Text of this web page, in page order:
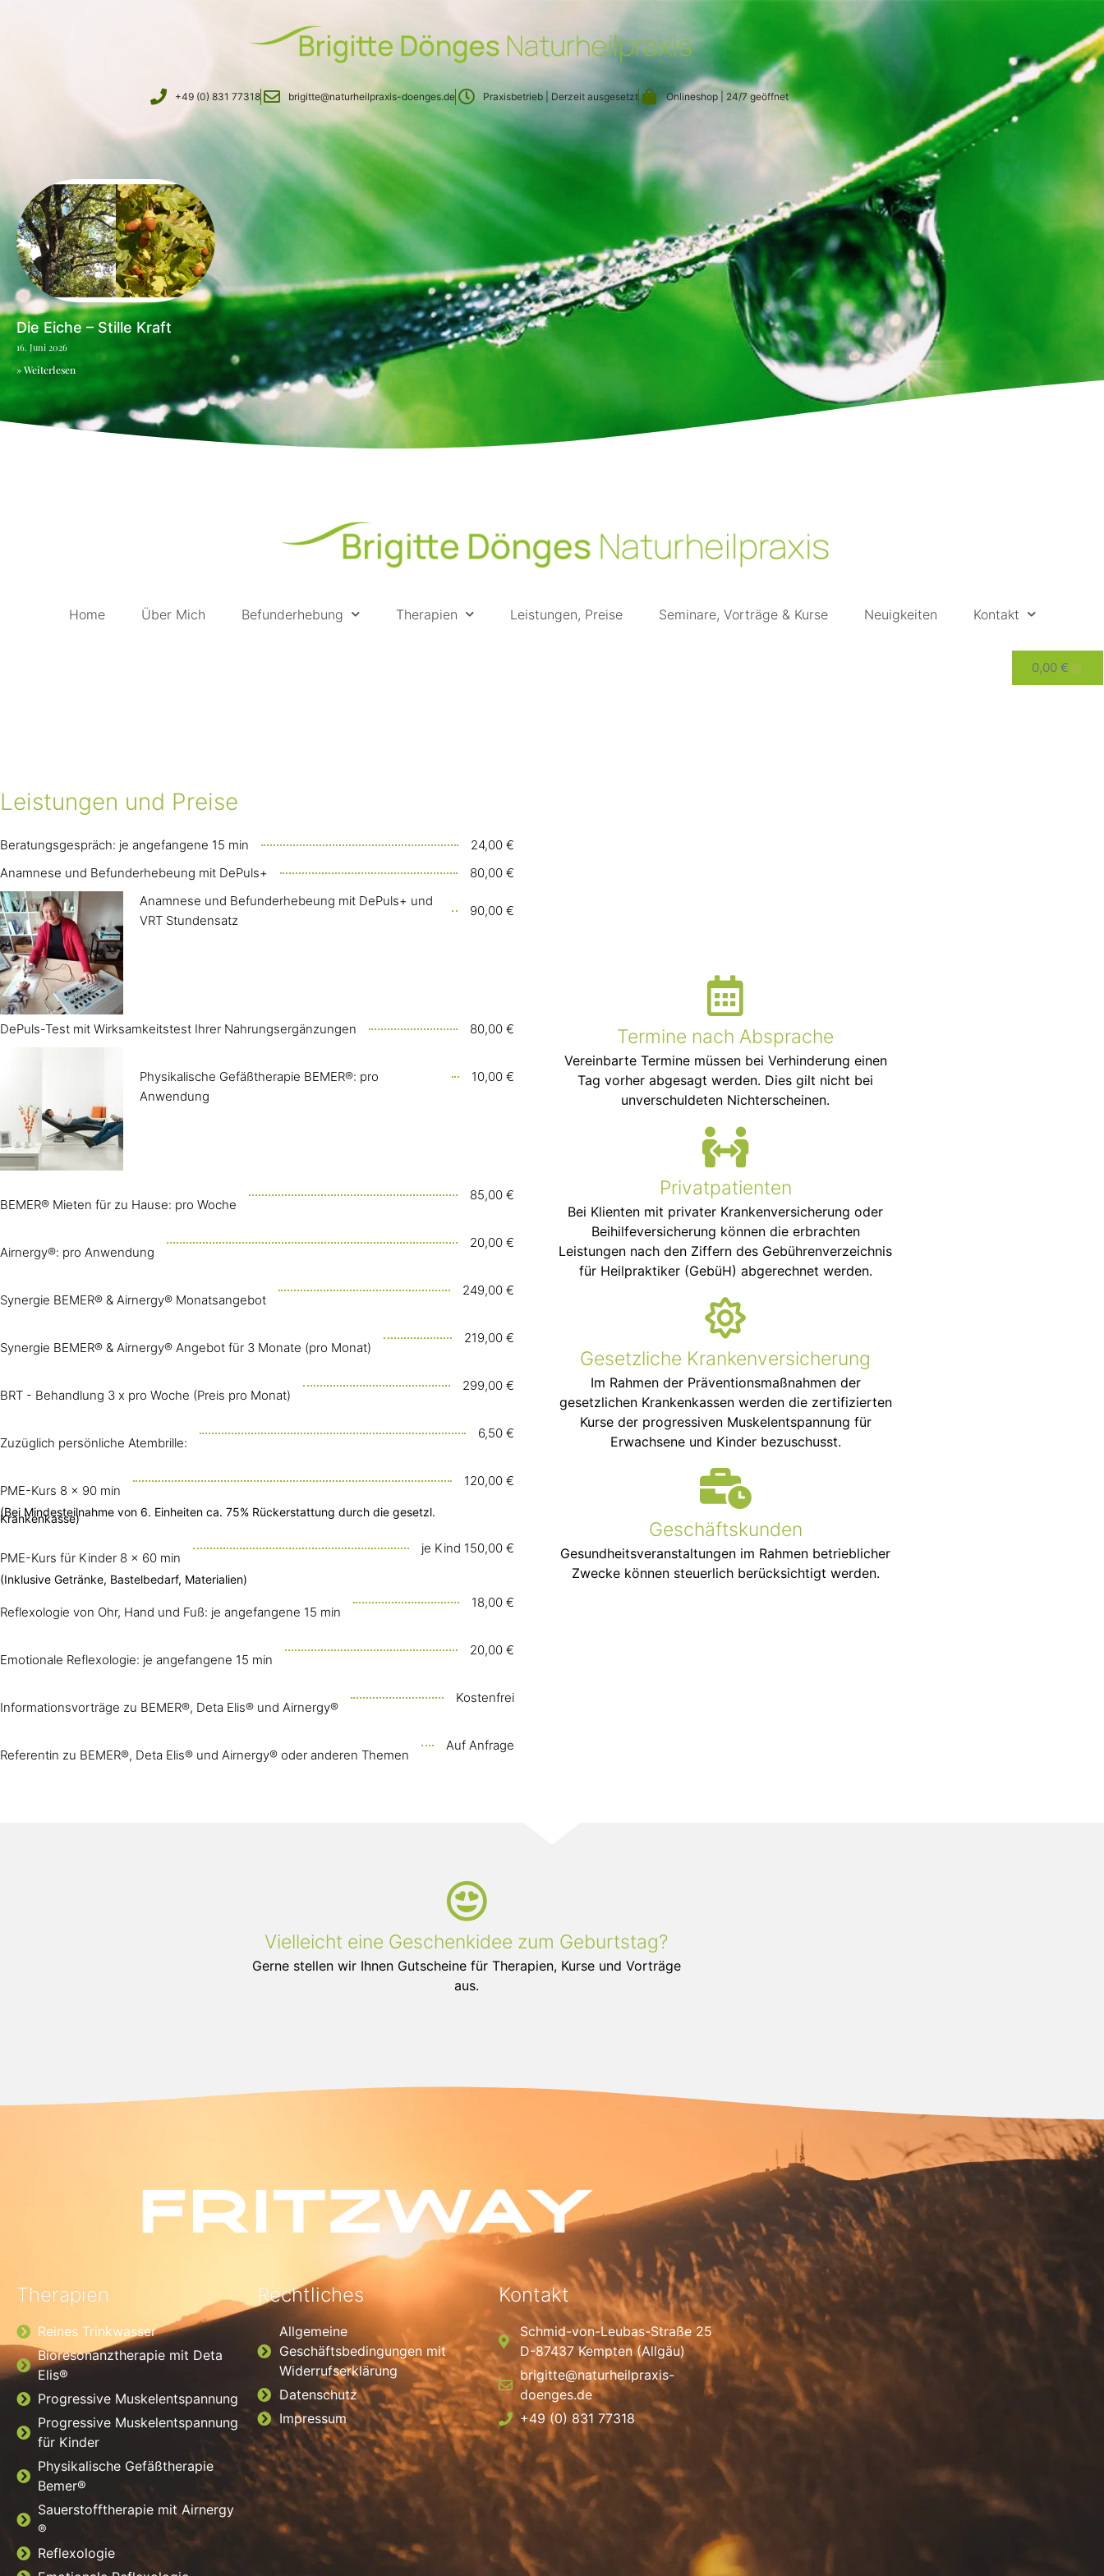
+49 (0) 831 77318 brigitte@naturheilpraxis-doenges.de Praxisbetrieb | Derzeit ausgesetzt Onlineshop | 24/7 geöffnet
Die Eiche – Stille Kraft
16. Juni 2026
» Weiterlesen
Home Über Mich Befunderhebung Therapien Leistungen, Preise Seminare, Vorträge & Kurse Neuigkeiten Kontakt
0,00 €
Leistungen und Preise
Beratungsgespräch: je angefangene 15 min
24,00 €
Anamnese und Befunderhebeung mit DePuls+
80,00 €
Anamnese und Befunderhebeung mit DePuls+ und
VRT Stundensatz
90,00 €
DePuls-Test mit Wirksamkeitstest Ihrer Nahrungsergänzungen 80,00 €
Physikalische Gefäßtherapie BEMER®: pro
Anwendung
10,00 €
BEMER® Mieten für zu Hause: pro Woche
85,00 €
Airnergy®: pro Anwendung
20,00 €
Synergie BEMER® & Airnergy® Monatsangebot
249,00 €
Synergie BEMER® & Airnergy® Angebot für 3 Monate (pro Monat)
219,00 €
BRT - Behandlung 3 x pro Woche (Preis pro Monat)
299,00 €
Zuzüglich persönliche Atembrille:
6,50 €
PME-Kurs 8 x 90 min
120,00 €
(Bei Mindesteilnahme von 6. Einheiten ca. 75% Rückerstattung durch die gesetzl.
Krankenkasse)
PME-Kurs für Kinder 8 x 60 min
je Kind 150,00 €
(Inklusive Getränke, Bastelbedarf, Materialien)
Reflexologie von Ohr, Hand und Fuß: je angefangene 15 min
18,00 €
Emotionale Reflexologie: je angefangene 15 min
20,00 €
Informationsvorträge zu BEMER®, Deta Elis® und Airnergy®
Kostenfrei
Referentin zu BEMER®, Deta Elis® und Airnergy® oder anderen Themen
Auf Anfrage
Termine nach Absprache
Vereinbarte Termine müssen bei Verhinderung einen
Tag vorher abgesagt werden. Dies gilt nicht bei
unverschuldeten Nichterscheinen.
Privatpatienten
Bei Klienten mit privater Krankenversicherung oder
Beihilfeversicherung können die erbrachten
Leistungen nach den Ziffern des Gebührenverzeichnis
für Heilpraktiker (GebüH) abgerechnet werden.
Gesetzliche Krankenversicherung
Im Rahmen der Präventionsmaßnahmen der
gesetzlichen Krankenkassen werden die zertifizierten
Kurse der progressiven Muskelentspannung für
Erwachsene und Kinder bezuschusst.
Geschäftskunden
Gesundheitsveranstaltungen im Rahmen betrieblicher
Zwecke können steuerlich berücksichtigt werden.
Vielleicht eine Geschenkidee zum Geburtstag?
Gerne stellen wir Ihnen Gutscheine für Therapien, Kurse und Vorträge
aus.
Therapien
Reines Trinkwasser
Bioresonanztherapie mit Deta
Elis®
Progressive Muskelentspannung
Progressive Muskelentspannung
für Kinder
Physikalische Gefäßtherapie
Bemer®
Sauerstofftherapie mit Airnergy
®
Reflexologie
Rechtliches
Allgemeine
Geschäftsbedingungen mit
Widerrufserklärung
Datenschutz
Impressum
Kontakt
Schmid-von-Leubas-Straße 25
D-87437 Kempten (Allgäu)
brigitte@naturheilpraxis-
doenges.de
+49 (0) 831 77318